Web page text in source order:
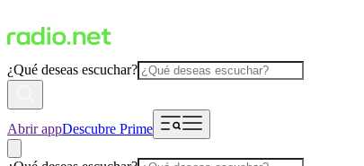
¿Qué deseas escuchar?
Abrir appDescubre Prime